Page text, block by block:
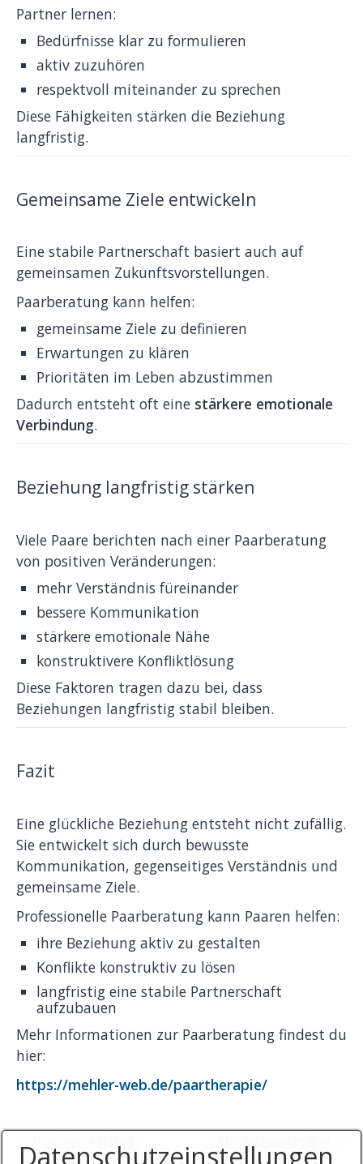
Partner lernen:
Bedürfnisse klar zu formulieren
aktiv zuzuhören
respektvoll miteinander zu sprechen
Diese Fähigkeiten stärken die Beziehung
langfristig.
Gemeinsame Ziele entwickeln
Eine stabile Partnerschaft basiert auch auf
gemeinsamen Zukunftsvorstellungen.
Paarberatung kann helfen:
gemeinsame Ziele zu definieren
Erwartungen zu klären
Prioritäten im Leben abzustimmen
Dadurch entsteht oft eine stärkere emotionale
Verbindung.
Beziehung langfristig stärken
Viele Paare berichten nach einer Paarberatung
von positiven Veränderungen:
mehr Verständnis füreinander
bessere Kommunikation
stärkere emotionale Nähe
konstruktivere Konfliktlösung
Diese Faktoren tragen dazu bei, dass
Beziehungen langfristig stabil bleiben.
Fazit
Eine glückliche Beziehung entsteht nicht zufällig.
Sie entwickelt sich durch bewusste
Kommunikation, gegenseitiges Verständnis und
gemeinsame Ziele.
Professionelle Paarberatung kann Paaren helfen:
ihre Beziehung aktiv zu gestalten
Konflikte konstruktiv zu lösen
langfristig eine stabile Partnerschaft
aufzubauen
Mehr Informationen zur Paarberatung findest du
hier:
https://mehler-web.de/paartherapie/
Voriger Artikel Nächster Artikel
Datenschutzeinstellungen